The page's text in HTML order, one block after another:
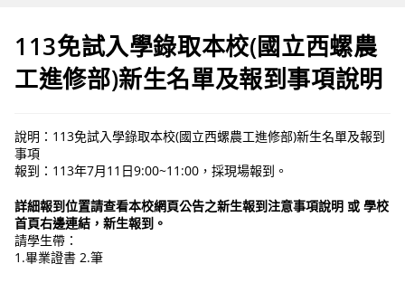
113免試入學錄取本校(國立西螺農
工進修部)新生名單及報到事項說明
說明：113免試入學錄取本校(國立西螺農工進修部)新生名單及報到
事項
報到：113年7月11日9:00~11:00，採現場報到。
詳細報到位置請查看本校網頁公告之新生報到注意事項說明 或 學校
首頁右邊連結，新生報到。
請學生帶：
1.畢業證書 2.筆